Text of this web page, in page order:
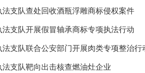
支队查处回收酒瓶浮雕商标侵权案件
支队开展假冒轴承商标专项执法行动
支队联合公安部门开展肉类专项整治行
支队靶向出击核查燃油灶企业